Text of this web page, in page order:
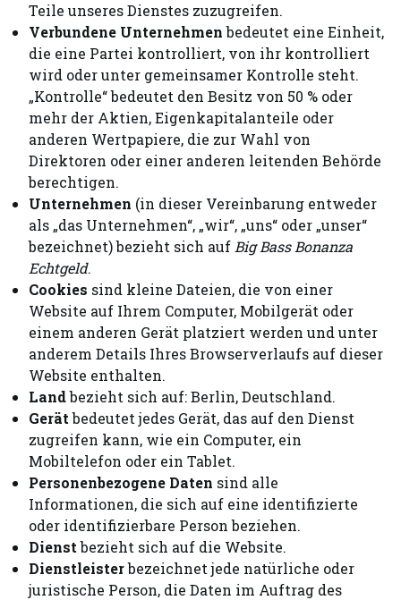
Teile unseres Dienstes zuzugreifen.
Verbundene Unternehmenbedeutet eine Einheit,
die eine Partei kontrolliert, von ihr kontrolliert
wird oder unter gemeinsamer Kontrolle steht.
„Kontrolle“ bedeutet den Besitz von 50 % oder
mehr der Aktien, Eigenkapitalanteile oder
anderen Wertpapiere, die zur Wahl von
Direktoren oder einer anderen leitenden Behörde
berechtigen.
Unternehmen (in dieser Vereinbarung entweder
als „das Unternehmen“, „wir“, „uns“ oder „unser“
bezeichnet) bezieht sich auf Big Bass Bonanza
Echtgeld.
Cookies sind kleine Dateien, die von einer
Website auf Ihrem Computer, Mobilgerät oder
einem anderen Gerät platziert werden und unter
anderem Details Ihres Browserverlaufs auf dieser
Website enthalten.
Landbezieht sich auf: Berlin, Deutschland.
Gerätbedeutet jedes Gerät, das auf den Dienst
zugreifen kann, wie ein Computer, ein
Mobiltelefon oder ein Tablet.
Personenbezogene Daten sind alle
Informationen, die sich auf eine identifizierte
oder identifizierbare Person beziehen.
Dienstbezieht sich auf die Website.
Dienstleisterbezeichnet jede natürliche oder
juristische Person, die Daten im Auftrag des